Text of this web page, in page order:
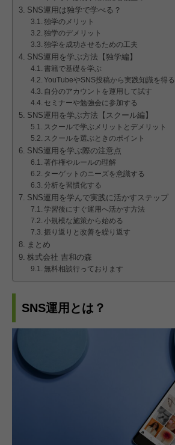
SNS運用は独学で学べる？
独学のメリット
独学のデメリット
独学を成功させるための工夫
SNS運用を学ぶ方法【独学編】
書籍で基礎を学ぶ
YouTubeやSNS投稿から実践知識を得る
自分のアカウントを運用して試す
セミナーや勉強会に参加する
SNS運用を学ぶ方法【スクール編】
スクールで学ぶメリットとデメリット
スクールを選ぶときのポイント
SNS運用を学ぶ際の注意点
著作権やルールの理解
ターゲットのニーズを意識する
分析を習慣化する
SNS運用を学んで実践に活かすステップ
学習後にすぐ運用へ活かす方法
小規模な施策から始める
振り返りと改善を繰り返す
まとめ
株式会社 吉和の森
無料相談行っております
SNS運用とは？